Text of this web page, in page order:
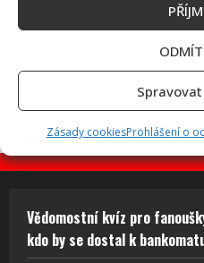
Zásady cookiesProhlášení o
Dagmar Pecková pod palbou
jí vytkla natáčení se při řízení
Vědomostní kvíz pro
kdo by se dostal k